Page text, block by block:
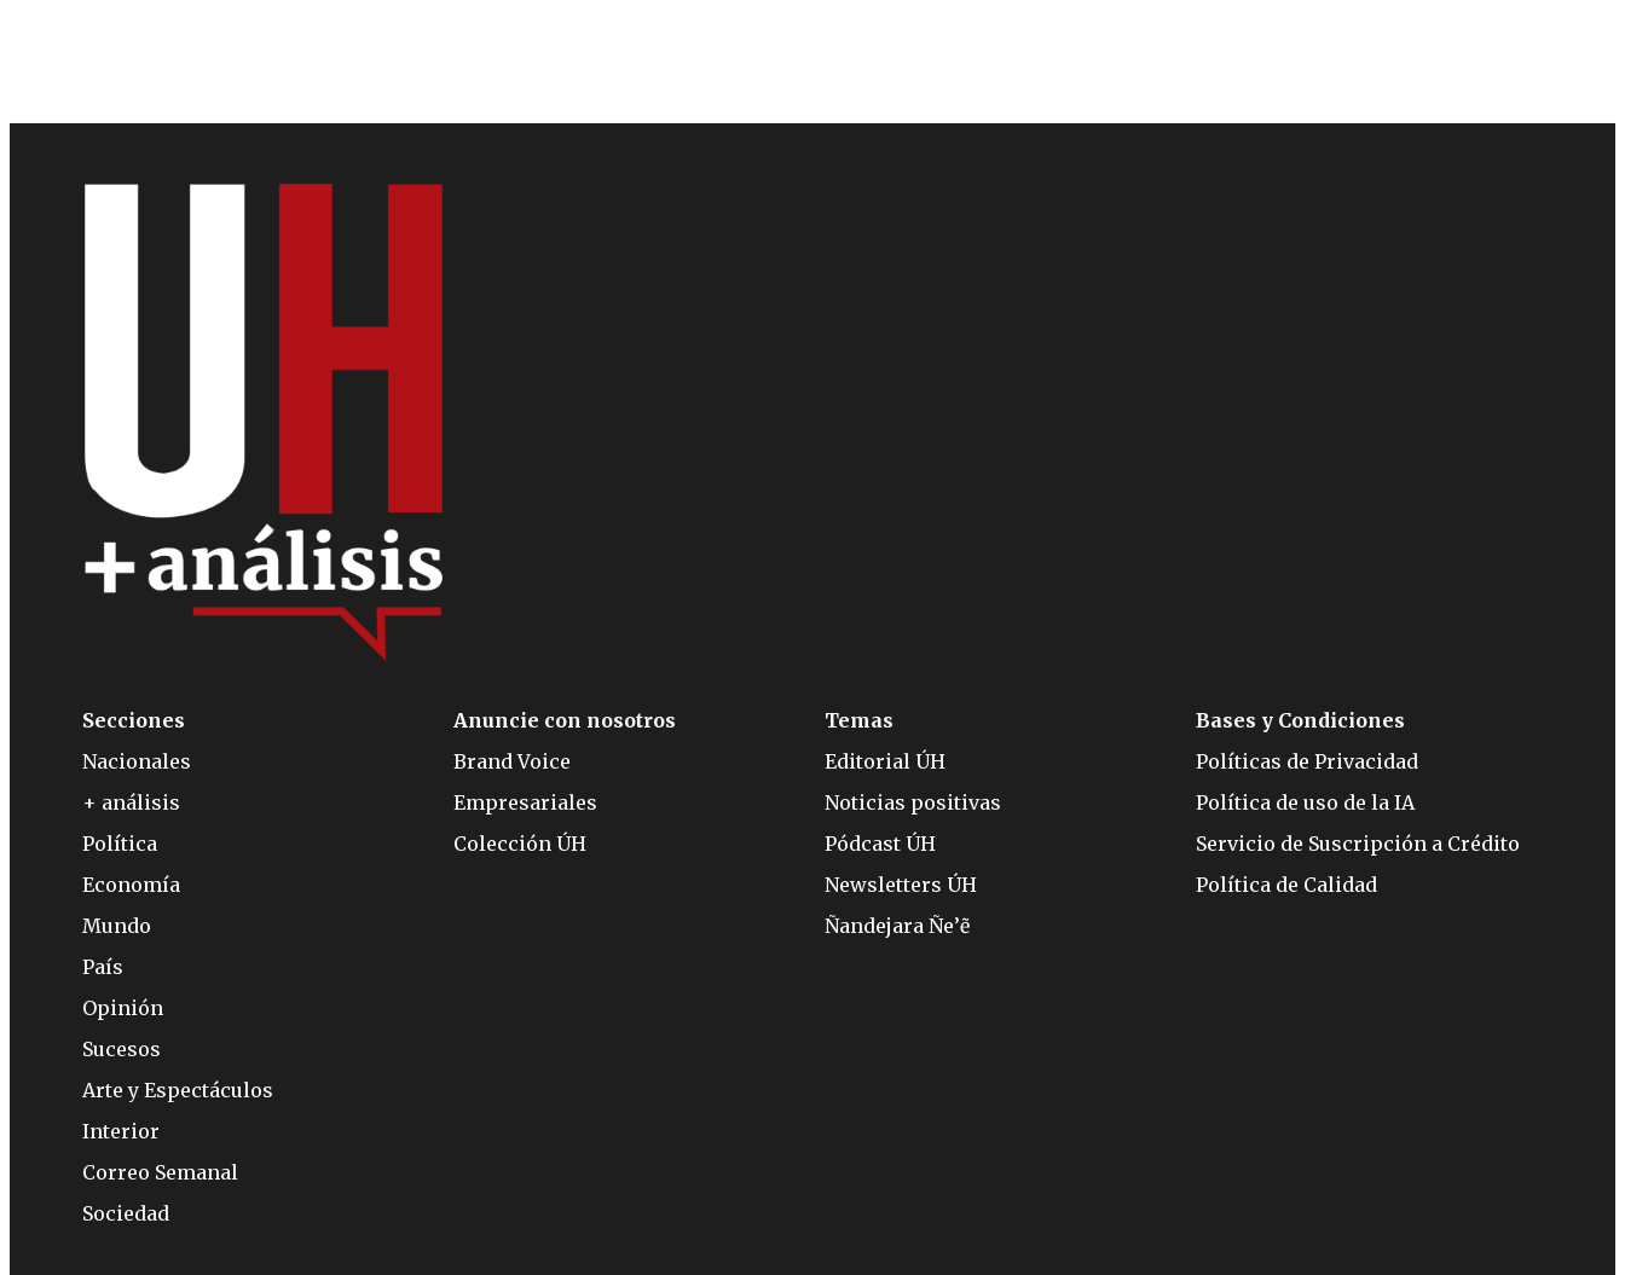
Secciones
Nacionales
+ análisis
Política
Economía
Mundo
País
Opinión
Sucesos
Arte y Espectáculos
Interior
Correo Semanal
Sociedad
Anuncie con nosotros
Brand Voice
Empresariales
Colección ÚH
Temas
Editorial ÚH
Noticias positivas
Pódcast ÚH
Newsletters ÚH
Ñandejara Ñe’ẽ
Bases y Condiciones
Políticas de Privacidad
Política de uso de la IA
Servicio de Suscripción a Crédito
Política de Calidad